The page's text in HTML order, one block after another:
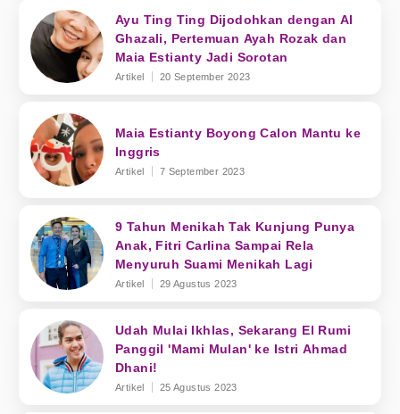
Ayu Ting Ting Dijodohkan dengan Al
Ghazali, Pertemuan Ayah Rozak dan
Maia Estianty Jadi Sorotan
Artikel 20 September 2023
Maia Estianty Boyong Calon Mantu ke
Inggris
Artikel 7 September 2023
9 Tahun Menikah Tak Kunjung Punya
Anak, Fitri Carlina Sampai Rela
Menyuruh Suami Menikah Lagi
Artikel 29 Agustus 2023
Udah Mulai Ikhlas, Sekarang El Rumi
Panggil 'Mami Mulan' ke Istri Ahmad
Dhani!
Artikel 25 Agustus 2023